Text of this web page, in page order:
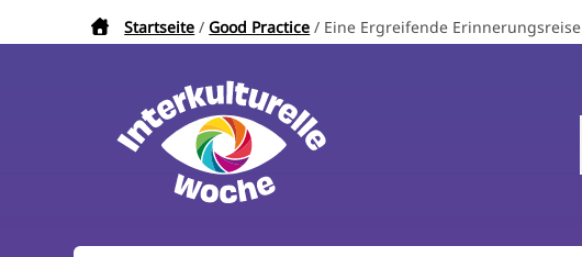
Pfadnavigation
Startseite Good Practice Eine Ergreifende Erinnerungsreise